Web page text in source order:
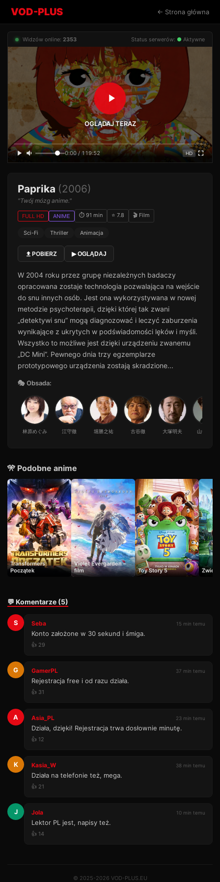
VOD-PLUS ← Strona główna
Widzów online: 2353 Status serwerów: ● Aktywne
OGLĄDAJ TERAZ
0:00 / 119:52 HD
Paprika (2006)
"Twój mózg anime."
FULL HD ANIME ⏱ 91 min ⭐ 7.8 🎬 Film
Sci-Fi Thriller Animacja
POBIERZ ▶ OGLĄDAJ
W 2004 roku przez grupę niezależnych badaczy
opracowana zostaje technologia pozwalająca na wejście
do snu innych osób. Jest ona wykorzystywana w nowej
metodzie psychoterapii, dzięki której tak zwani
„detektywi snu” mogą diagnozować i leczyć zaburzenia
wynikające z ukrytych w podświadomości lęków i myśli.
Wszystko to możliwe jest dzięki urządzeniu zwanemu
„DC Mini”. Pewnego dnia trzy egzemplarze
prototypowego urządzenia zostają skradzione...
🎭 Obsada:
林原めぐみ 江守徹 堀勝之祐 古谷徹 大塚明夫 山寺宏一
🎌 Podobne anime
Transformers:
Początek
Violet Evergarden –
film
Toy Story 5
💬 Komentarze (5)
S Seba 15 min temu
Konto założone w 30 sekund i śmiga.
👍 29
G GamerPL 37 min temu
Rejestracja free i od razu działa.
👍 31
A Asia_PL 23 min temu
Działa, dzięki! Rejestracja trwa dosłownie minutę.
👍 12
K Kasia_W 38 min temu
Działa na telefonie też, mega.
👍 21
J Jola 10 min temu
Lektor PL jest, napisy też.
👍 14
© 2025-2026 VOD-PLUS.EU